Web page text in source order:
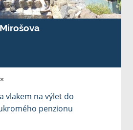
vlakem na výlet do
penzionu